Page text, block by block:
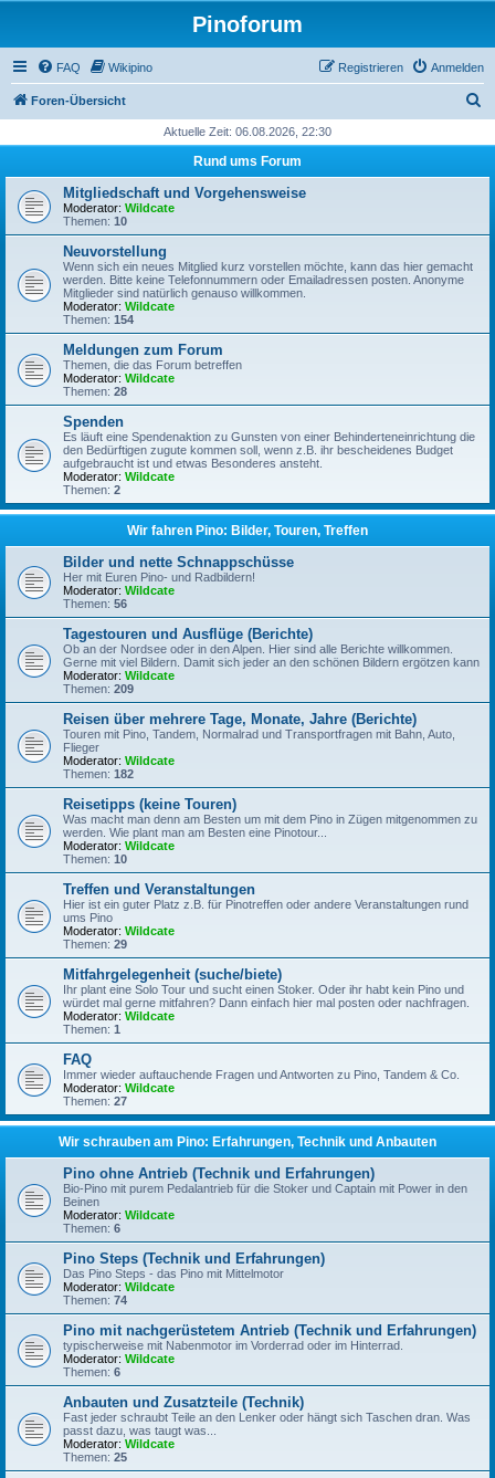
Pinoforum
FAQ Wikipino Anmelden
Registrieren
Foren-Übersicht
h
Aktuelle Zeit: 06.08.2026, 22:30
Rund ums Forum
Mitgliedschaft und Vorgehensweise
Moderator: Wildcate
Themen: 10
Neuvorstellung
Wenn sich ein neues Mitglied kurz vorstellen möchte, kann das hier gemacht
werden. Bitte keine Telefonnummern oder Emailadressen posten. Anonyme
Mitglieder sind natürlich genauso willkommen.
Moderator: Wildcate
Themen: 154
Meldungen zum Forum
Themen, die das Forum betreffen
Moderator: Wildcate
Themen: 28
Spenden
Es läuft eine Spendenaktion zu Gunsten von einer Behinderteneinrichtung die
den Bedürftigen zugute kommen soll, wenn z.B. ihr bescheidenes Budget
aufgebraucht ist und etwas Besonderes ansteht.
Moderator: Wildcate
Themen: 2
Wir fahren Pino: Bilder, Touren, Treffen
Bilder und nette Schnappschüsse
Her mit Euren Pino- und Radbildern!
Moderator: Wildcate
Themen: 56
Tagestouren und Ausflüge (Berichte)
Ob an der Nordsee oder in den Alpen. Hier sind alle Berichte willkommen.
Gerne mit viel Bildern. Damit sich jeder an den schönen Bildern ergötzen kann
Moderator: Wildcate
Themen: 209
Reisen über mehrere Tage, Monate, Jahre (Berichte)
Touren mit Pino, Tandem, Normalrad und Transportfragen mit Bahn, Auto,
Flieger
Moderator: Wildcate
Themen: 182
Reisetipps (keine Touren)
Was macht man denn am Besten um mit dem Pino in Zügen mitgenommen zu
werden. Wie plant man am Besten eine Pinotour...
Moderator: Wildcate
Themen: 10
Treffen und Veranstaltungen
Hier ist ein guter Platz z.B. für Pinotreffen oder andere Veranstaltungen rund
ums Pino
Moderator: Wildcate
Themen: 29
Mitfahrgelegenheit (suche/biete)
Ihr plant eine Solo Tour und sucht einen Stoker. Oder ihr habt kein Pino und
würdet mal gerne mitfahren? Dann einfach hier mal posten oder nachfragen.
Moderator: Wildcate
Themen: 1
FAQ
Immer wieder auftauchende Fragen und Antworten zu Pino, Tandem & Co.
Moderator: Wildcate
Themen: 27
Wir schrauben am Pino: Erfahrungen, Technik und Anbauten
Pino ohne Antrieb (Technik und Erfahrungen)
Bio-Pino mit purem Pedalantrieb für die Stoker und Captain mit Power in den
Beinen
Moderator: Wildcate
Themen: 6
Pino Steps (Technik und Erfahrungen)
Das Pino Steps - das Pino mit Mittelmotor
Moderator: Wildcate
Themen: 74
Pino mit nachgerüstetem Antrieb (Technik und Erfahrungen)
typischerweise mit Nabenmotor im Vorderrad oder im Hinterrad.
Moderator: Wildcate
Themen: 6
Anbauten und Zusatzteile (Technik)
Fast jeder schraubt Teile an den Lenker oder hängt sich Taschen dran. Was
passt dazu, was taugt was...
Moderator: Wildcate
Themen: 25